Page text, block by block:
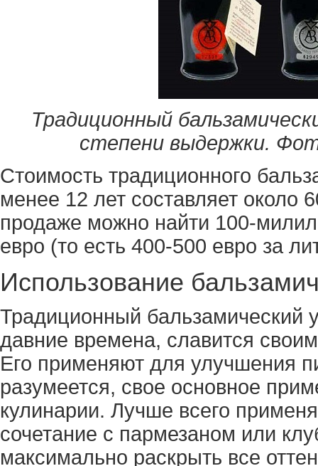
Традиционный
степени выдержки.
Стоимость традиционного
менее 12 лет составляет около
продаже можно найти 100-
евро (то есть 400-500 евро за
Использование
Традиционный бальзамический
давние времена, славится
Его применяют для улучшения
разумеется, свое основное
кулинарии. Лучше всего
сочетание с пармезаном или
максимально раскрыть все